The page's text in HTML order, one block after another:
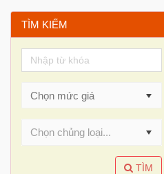
TÌM KIẾM
Chọn chủng loại...
TÌM